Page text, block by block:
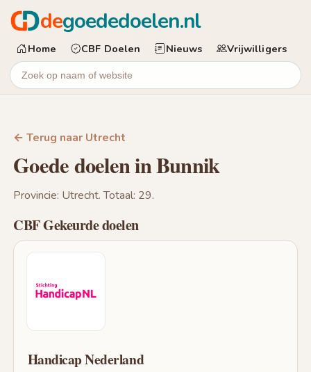
degoededoelen.nl
Home CBF Doelen Nieuws Vrijwilligers
← Terug naar Utrecht
Goede doelen in Bunnik
Provincie: Utrecht. Totaal: 29.
CBF Gekeurde doelen
Handicap Nederland